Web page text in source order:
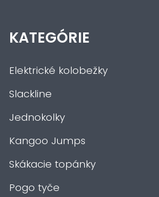
KATEGÓRIE
Elektrické kolobežky
Slackline
Jednokolky
Kangoo Jumps
Skákacie topánky
Pogo tyče